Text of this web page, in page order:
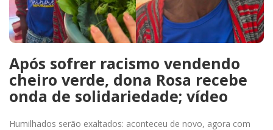
Após sofrer racismo vendendo
cheiro verde, dona Rosa recebe
onda de solidariedade; vídeo
Humilhados serão exaltados: aconteceu de novo, agora com